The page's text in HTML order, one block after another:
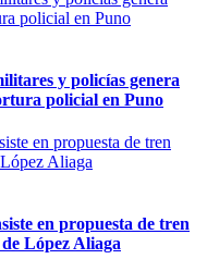
y policías genera
policial en Puno
en propuesta de tren
López Aliaga